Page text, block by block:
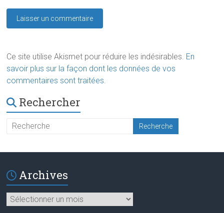
Ce site utilise Akismet pour réduire les indésirables. En
savoir plus sur la façon dont les données de vos
commentaires sont traitées
Rechercher
Archives
Archives